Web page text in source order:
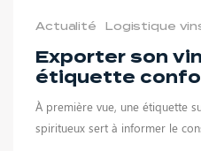
Actualité Logistique
Exporter son
étiquette
À première vue, une étiquette
spiritueux sert à informer le